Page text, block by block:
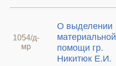
1054/д-
мр
О выделении
материальной
помощи гр.
Никитюк Е.И.